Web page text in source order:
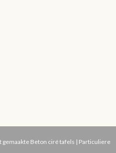
gemaakte Beton ciré tafels | Particuliere